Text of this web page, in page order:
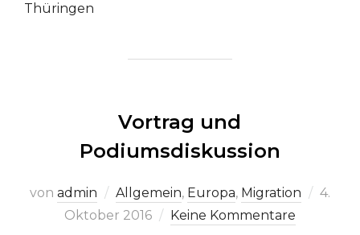
Thüringen
Vortrag und
Podiumsdiskussion
von admin Allgemein, Europa, Migration
4.
Oktober 2016
Keine Kommentare